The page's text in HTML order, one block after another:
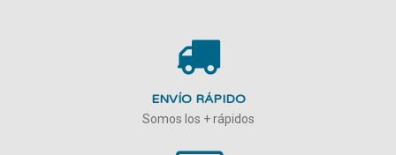
ENVÍO RÁPIDO
Somos los + rápidos